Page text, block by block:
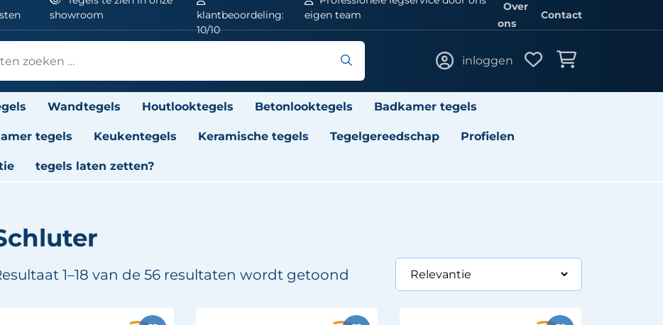
showroom
klantbeoordeling:
10/10
eigen team
Over
ons
Contact
inloggen
Wandtegels Houtlooktegels Betonlooktegels Badkamer tegels
tegels Keukentegels Keramische tegels Tegelgereedschap Profielen
tegels laten zetten?
1–18 van de 56 resultaten wordt getoond